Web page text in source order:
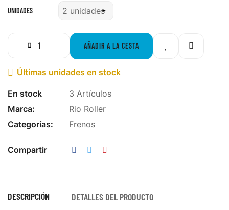
UNIDADES
AÑADIR A LA CESTA
 Últimas unidades en stock
En stock
3 Artículos
Marca:
Rio Roller
Categorías:
Frenos
Compartir
DESCRIPCIÓN DETALLES DEL PRODUCTO